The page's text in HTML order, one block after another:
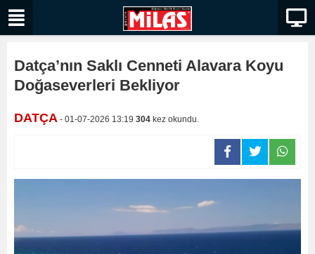
Datça’nın Saklı Cenneti Alavara Koyu
Doğaseverleri Bekliyor
DATÇA - 01-07-2026 13:19 304 kez okundu.